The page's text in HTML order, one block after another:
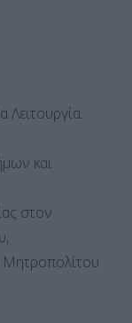
και
στον
Μητροπολίτου